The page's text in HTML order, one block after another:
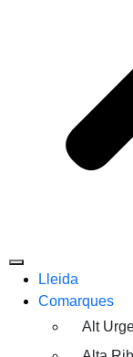
Lleida
Comarques
Alt